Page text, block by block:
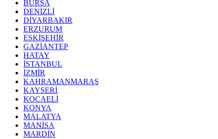
BURSA
DENİZLİ
DİYARBAKIR
ERZURUM
ESKİŞEHİR
GAZİANTEP
HATAY
İSTANBUL
İZMİR
KAHRAMANMARAŞ
KAYSERİ
KOCAELİ
KONYA
MALATYA
MANİSA
MARDİN